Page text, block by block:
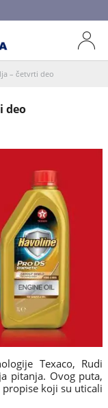
– četvrti deo
deo
Texaco, Rudi
pitanja. Ovog puta,
koji su uticali